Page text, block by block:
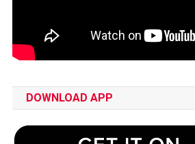
DOWNLOAD APP